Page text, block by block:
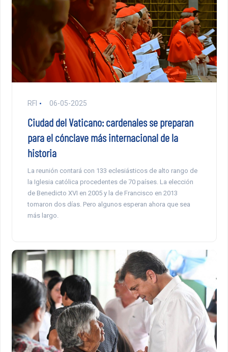
RFI 06-05-2025
Ciudad del Vaticano: cardenales se preparan
para el cónclave más internacional de la
historia
La reunión contará con 133 eclesiásticos de alto rango de
la Iglesia católica procedentes de 70 países. La elección
de Benedicto XVI en 2005 y la de Francisco en 2013
tomaron dos días. Pero algunos esperan ahora que sea
más largo.